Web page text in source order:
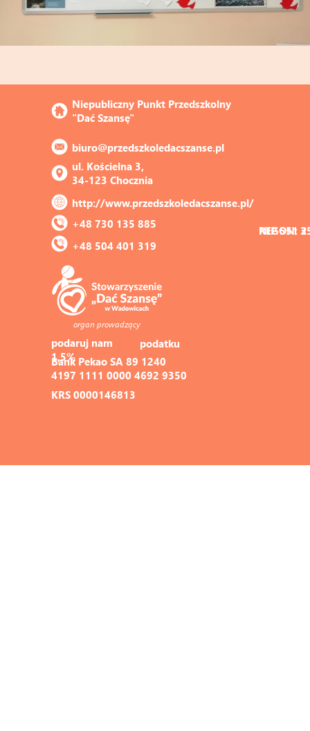
KRS 0000146813
Niepubliczny Punkt Przedszkolny
"Dać Szansę"
ul. Kościelna 3,
34-123 Chocznia
biuro@przedszkoledacszanse.pl
http://www.przedszkoledacszanse.pl/
+48 730 135 885
+48 504 401 319
Bank Pekao SA 89 1240
4197 1111 0000 4692 9350
podaruj nam
1,5%
organ prowadzący
podatku
REGON:
NIP 551